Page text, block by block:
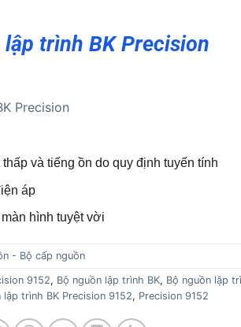
trình BK Precision
Precision
và tiếng ồn do quy định tuyến tính
áp
hình tuyệt vời
- Bộ cấp nguồn
9152, Bộ nguồn lập trình BK, Bộ nguồn lập
lập trình BK Precision 9152, Precision 9152